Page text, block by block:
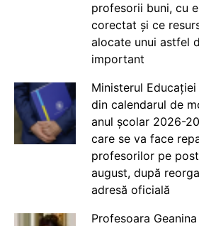
profesorii buni, cu
corectat și ce
alocate unui astfel
important
Ministerul
din calendarul de
anul școlar 2026-
care se va face
profesorilor pe
august, după
adresă oficială
Profesoara